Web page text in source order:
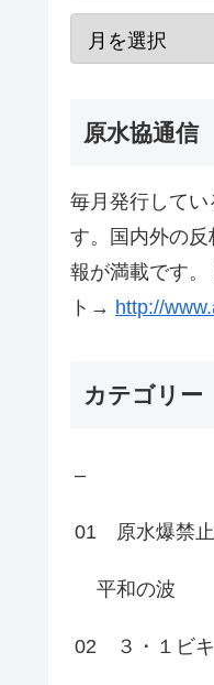
原水協通信
毎月発行して
す。国内外の
報が満載です。
ト→ http://
カテゴリー
–
01 原水爆禁
平和の波
02 ３・１ビ